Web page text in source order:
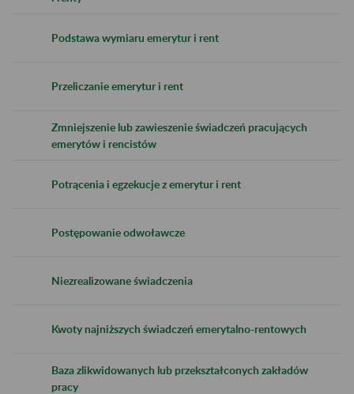
Podstawa wymiaru emerytur i rent
Przeliczanie emerytur i rent
Zmniejszenie lub zawieszenie świadczeń pracujących
emerytów i rencistów
Potrącenia i egzekucje z emerytur i rent
Postępowanie odwoławcze
Niezrealizowane świadczenia
Kwoty najniższych świadczeń emerytalno-rentowych
Baza zlikwidowanych lub przekształconych zakładów
pracy